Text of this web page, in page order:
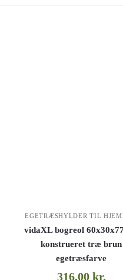
EGETRÆSHYLDER TIL
vidaXL bogreol
konstrueret træ brun
egetræsfarve
316,00 kr.